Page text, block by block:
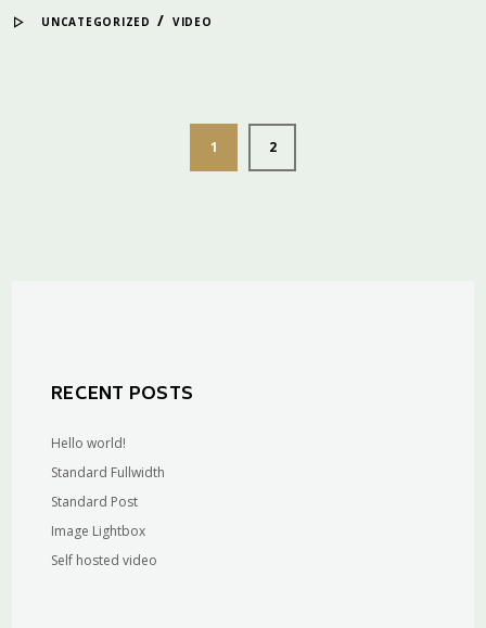
UNCATEGORIZED / VIDEO
1 2
RECENT POSTS
Hello world!
Standard Fullwidth
Standard Post
Image Lightbox
Self hosted video